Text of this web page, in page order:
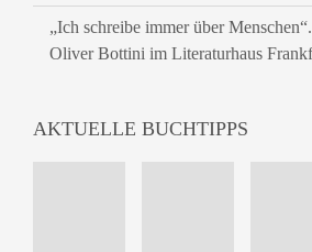
„Ich schreibe immer über
Oliver Bottini im Literaturhaus
AKTUELLE BUCHTIPPS